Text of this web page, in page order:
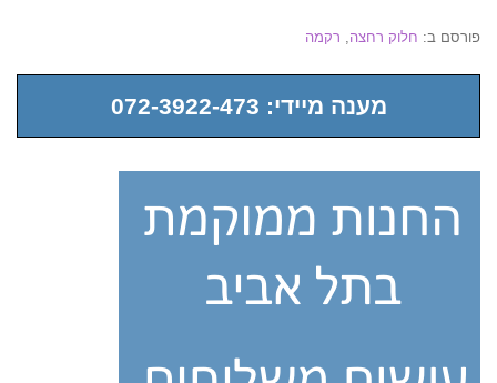
פורסם ב: חלוק רחצה רקמה
מענה מיידי: 072-3922-473